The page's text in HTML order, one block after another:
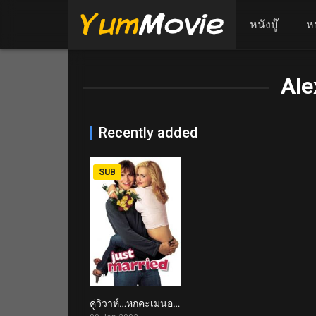
หนังบู๊ ห
Recently added
5.5
SUB
คู่วิวาห์…หกคะเมนอลเวง Just Married (2003)